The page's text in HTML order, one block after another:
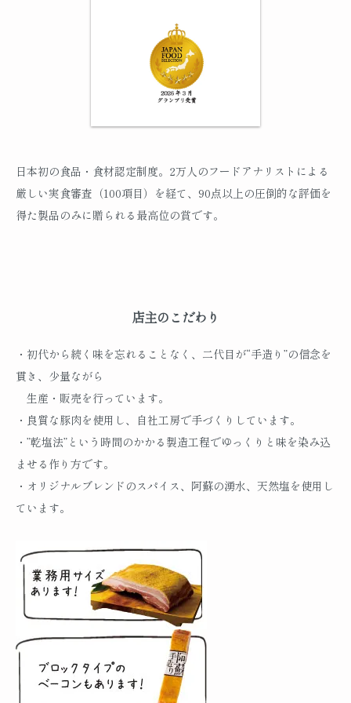
日本初の食品・食材認定制度。2万人のフードアナリストによる
厳しい実食審査（100項目）を経て、90点以上の圧倒的な評価を
得た製品のみに贈られる最高位の賞です。
店主のこだわり
・初代から続く味を忘れることなく、二代目が“手造り”の信念を
貫き、少量ながら
生産・販売を行っています。
・良質な豚肉を使用し、自社工房で手づくりしています。
・”乾塩法”という時間のかかる製造工程でゆっくりと味を染み込
ませる作り方です。
・オリジナルブレンドのスパイス、阿蘇の湧水、天然塩を使用し
ています。